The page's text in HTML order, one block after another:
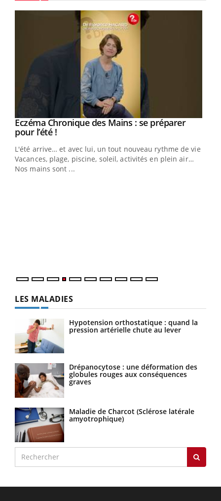
Youtube
Eczéma Chronique des Mains : se préparer
pour l’été !Youtube
L'été arrive… et avec lui, un tout nouveau rythme de vie !
Vacances, plage, piscine, soleil, activités en plein air…
Nos mains sont ...
LES MALADIES
Hypotension orthostatique : quand la
pression artérielle chute au lever
Drépanocytose : une déformation des
globules rouges aux conséquences
graves
Maladie de Charcot (Sclérose latérale
amyotrophique)